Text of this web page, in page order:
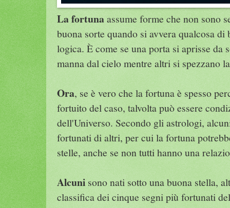
La fortunaassume forme che non sono
buona sorte quando si avvera qualcosa di
logica. È come se una porta si aprisse da
manna dal cielo mentre altri si spezzano
Ora, se è vero che la fortuna è spesso
fortuito del caso, talvolta può essere
dell'Universo. Secondo gli astrologi,
fortunati di altri, per cui la fortuna
stelle, anche se non tutti hanno una
Alcuni sono nati sotto una buona stella,
classifica dei cinque segni più fortunati